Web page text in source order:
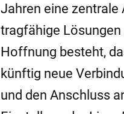
Jahren eine
tragfähige
Hoffnung besteht,
künftig neue
und den Anschluss